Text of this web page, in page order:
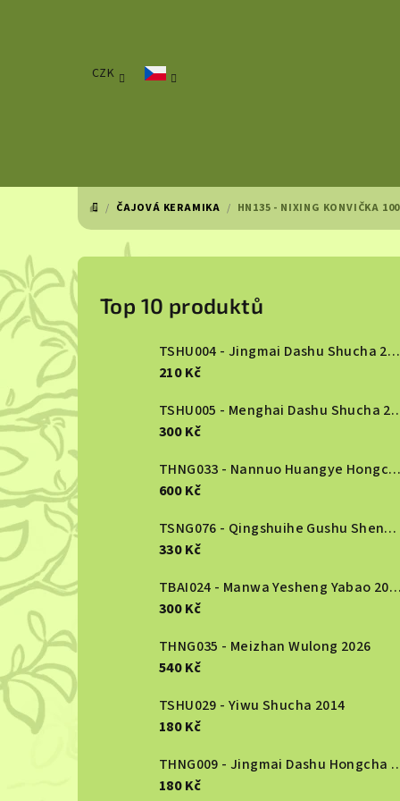
CZK
DOMŮ
/ ČAJOVÁ KERAMIKA / HN135 - NIXING KONVIČKA
P
o
s
r
a
n
n
í
p
Top 10 produktů
TSHU004 - Jingmai Dashu Shucha 2013
210 Kč
TSHU005 -
300 Kč
THNG033 - Nannuo Huangye Hongcha 2024
600 Kč
TSNG076 - Qingshuihe Gushu Shengcha 2024
330 Kč
TBAI024 - Manwa Yesheng Yabao 2025
300 Kč
THNG035 - Meizhan Wulong 2026
540 Kč
TSHU029 - Yiwu Shucha 2014
180 Kč
THNG009 -
180 Kč